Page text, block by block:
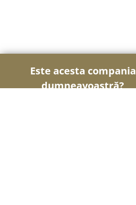
Este acesta compania
dumneavoastră?